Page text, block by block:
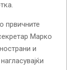
првичните
Марко
и